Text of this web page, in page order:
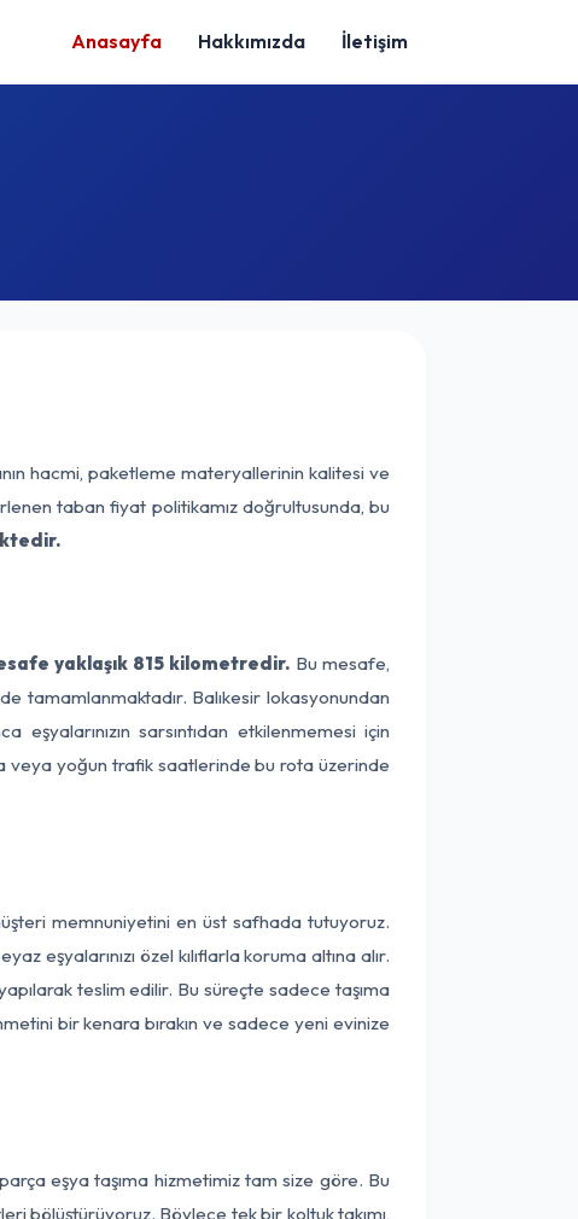
Anasayfa Hakkımızda İletişim
hacmi, paketleme materyallerinin kalitesi ve
taban fiyat politikamız doğrultusunda, bu
yaklaşık 815 kilometredir. Bu mesafe,
tamamlanmaktadır. Balıkesir lokasyonundan
sarsıntıdan etkilenmemesi için
veya yoğun trafik saatlerinde bu rota üzerinde
memnuniyetini en üst safhada tutuyoruz.
eşyalarınızı özel kılıflarla koruma altına alır.
teslim edilir. Bu süreçte sadece taşıma
bir kenara bırakın ve sadece yeni evinize
eşya taşıma hizmetimiz tam size göre. Bu
bölüştürüyoruz. Böylece tek bir koltuk takımı,